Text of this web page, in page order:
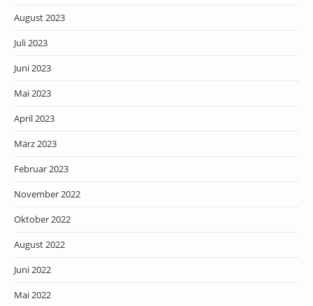
August 2023
Juli 2023
Juni 2023
Mai 2023
April 2023
März 2023
Februar 2023
November 2022
Oktober 2022
August 2022
Juni 2022
Mai 2022